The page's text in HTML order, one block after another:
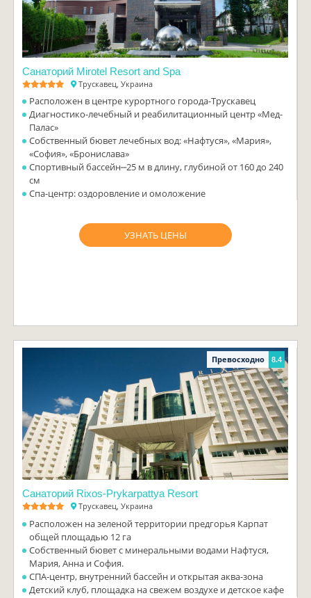
Санаторий Mirotel Resort and Spa
Трускавец, Украина
Расположен в центре курортного города-Трускавец
Диагностико-лечебный и реабилитационный центр «Мед-
Палас»
Собственный бювет лечебных вод: «Нафтуся», «Мария»,
«София», «Бронислава»
Спортивный бассейн‒25 м в длину, глубиной от 160 до 240
см
Спа-центр: оздоровление и омоложение
УЗНАТЬ ЦЕНЫ
Превосходно 8.4
Санаторий Rixos-Prykarpattya Resort
Трускавец, Украина
Расположен на зеленой территории предгорья Карпат
общей площадью 12 га
Собственный бювет с минеральными водами Нафтуся,
Мария, Анна и София.
СПА-центр, внутренний бассейн и открытая аква-зона
Детский клуб, площадка на свежем воздухе и детское кафе